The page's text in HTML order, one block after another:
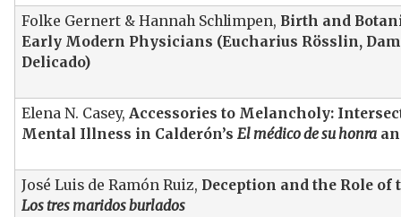
Folke Gernert & Hannah Schlimpen, Birth and
Early Modern Physicians (Eucharius Rösslin,
Delicado)
Elena N. Casey, Accessories to Melancholy:
Mental Illness in Calderón’s El médico de su honra
José Luis de Ramón Ruiz, Deception and the Role of
Los tres maridos burlados